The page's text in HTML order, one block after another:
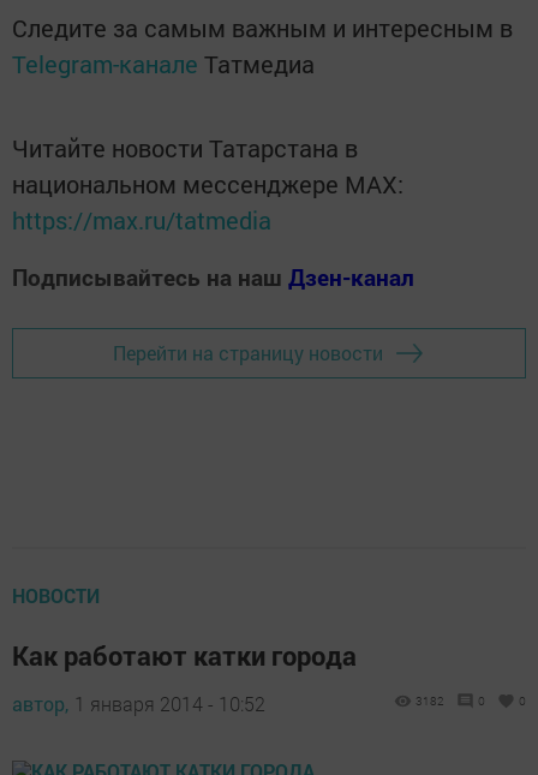
Следите за самым важным и интересным в
Telegram-канале Татмедиа
Читайте новости Татарстана в
национальном мессенджере MАХ:
https://max.ru/tatmedia
Подписывайтесь на наш Дзен-канал
Перейти на страницу новости
НОВОСТИ
Как работают катки города
автор, 1 января 2014 - 10:52 3182 0 0